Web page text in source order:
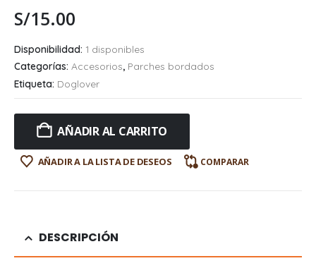
S/15.00
Disponibilidad: 1 disponibles
Categorías: Accesorios, Parches bordados
Etiqueta: Doglover
AÑADIR AL CARRITO
AÑADIR A LA LISTA DE DESEOS COMPARAR
DESCRIPCIÓN